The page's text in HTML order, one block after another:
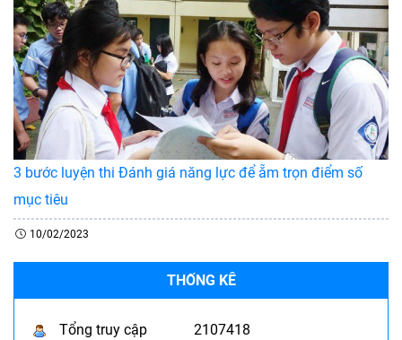
3 bước luyện thi Đánh giá năng lực để ẵm trọn điểm số
mục tiêu
10/02/2023
THỐNG KÊ
Tổng truy cập
2107418